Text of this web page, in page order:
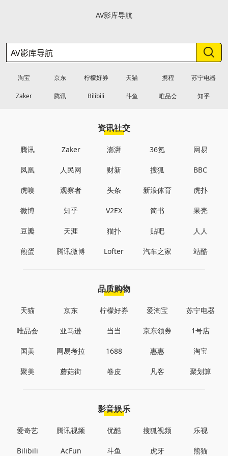
AV影库导航
淘宝 京东 柠檬好券 天猫 携程 苏宁电器
Zaker 腾讯 Bilibili 斗鱼 唯品会 知乎
资讯社交
腾讯 Zaker 澎湃 36氪 网易
凤凰 人民网 财新 搜狐 BBC
虎嗅 观察者 头条 新浪体育 虎扑
微博 知乎 V2EX 简书 果壳
豆瓣 天涯 猫扑 贴吧 人人
煎蛋 腾讯微博 Lofter 汽车之家 站酷
品质购物
天猫 京东 柠檬好券 爱淘宝 苏宁电器
唯品会 亚马逊 当当 京东领券 1号店
国美 网易考拉 1688 惠惠 淘宝
聚美 蘑菇街 卷皮 凡客 聚划算
影音娱乐
爱奇艺 腾讯视频 优酷 搜狐视频 乐视
Bilibili AcFun 斗鱼 虎牙 熊猫